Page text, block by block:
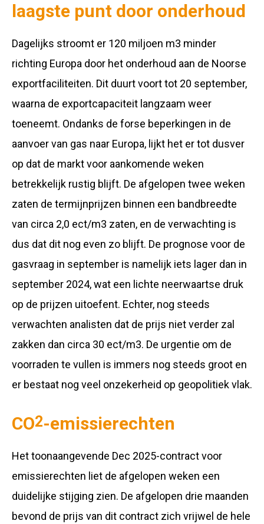
laagste punt door onderhoud
Dagelijks stroomt er 120 miljoen m3 minder
richting Europa door het onderhoud aan de Noorse
exportfaciliteiten. Dit duurt voort tot 20 september,
waarna de exportcapaciteit langzaam weer
toeneemt. Ondanks de forse beperkingen in de
aanvoer van gas naar Europa, lijkt het er tot dusver
op dat de markt voor aankomende weken
betrekkelijk rustig blijft. De afgelopen twee weken
zaten de termijnprijzen binnen een bandbreedte
van circa 2,0 ect/m3 zaten, en de verwachting is
dus dat dit nog even zo blijft. De prognose voor de
gasvraag in september is namelijk iets lager dan in
september 2024, wat een lichte neerwaartse druk
op de prijzen uitoefent. Echter, nog steeds
verwachten analisten dat de prijs niet verder zal
zakken dan circa 30 ect/m3. De urgentie om de
voorraden te vullen is immers nog steeds groot en
er bestaat nog veel onzekerheid op geopolitiek vlak.
CO2-emissierechten
Het toonaangevende Dec 2025-contract voor
emissierechten liet de afgelopen weken een
duidelijke stijging zien. De afgelopen drie maanden
bevond de prijs van dit contract zich vrijwel de hele